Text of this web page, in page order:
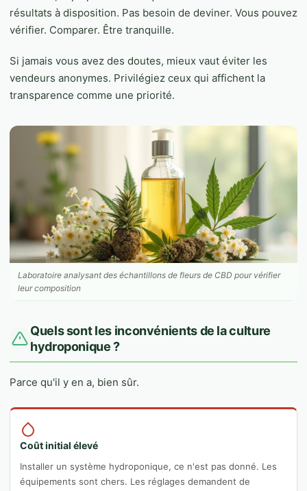
résultats à disposition. Pas besoin de deviner. Vous pouvez
vérifier. Comparer. Être tranquille.
Si jamais vous avez des doutes, mieux vaut éviter les
vendeurs anonymes. Privilégiez ceux qui affichent la
transparence comme une priorité.
Laboratoire analysant des échantillons de fleurs de CBD pour vérifier
leur composition
Quels sont les inconvénients de la culture
hydroponique ?
Parce qu'il y en a, bien sûr.
Coût initial élevé
Installer un système hydroponique, ce n'est pas donné. Les
équipements sont chers. Les réglages demandent de